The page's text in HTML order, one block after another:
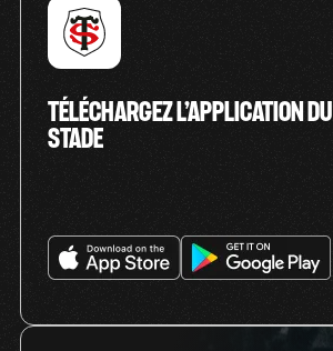
TÉLÉCHARGEZ L’APPLICATION DU
STADE